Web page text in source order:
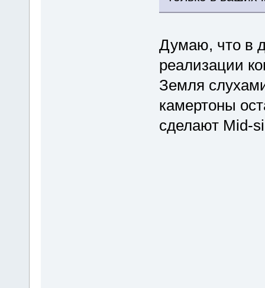
Думаю, что в
реализации
Земля
камертоны
сделают Mid-